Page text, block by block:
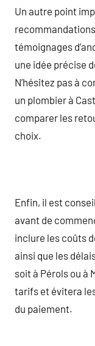
Un autre point
témoignages
une idée précise
N’hésitez pas à
un plombier à
comparer les
choix.
Enfin, il est
avant de
inclure les coûts
ainsi que les
soit à Pérols ou à
tarifs et évitera
du paiement.